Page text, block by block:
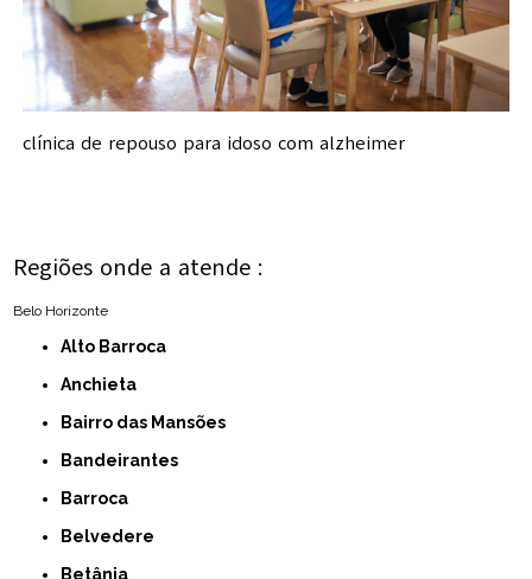
clínica de repouso para idoso com alzheimer
Regiões onde a atende :
Belo Horizonte
Alto Barroca
Anchieta
Bairro das Mansões
Bandeirantes
Barroca
Belvedere
Betânia